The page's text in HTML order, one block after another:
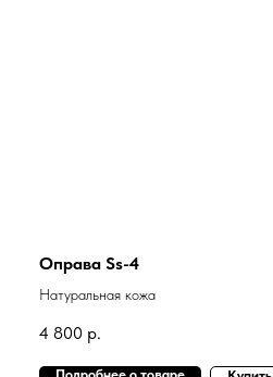
Оправа Ss-4
Натуральная кожа
4 800 р.